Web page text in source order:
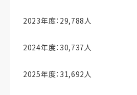
2023年度：29,788人
2024年度：30,737人
2025年度：31,692人